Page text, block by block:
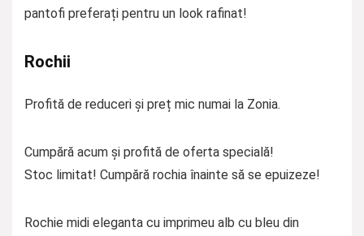
pantofi preferați pentru un look rafinat!
Rochii
Profită de reduceri și preț mic numai la Zonia.
Cumpără acum și profită de oferta specială!
Stoc limitat! Cumpără rochia înainte să se epuizeze!
Rochie midi eleganta cu imprimeu alb cu bleu din